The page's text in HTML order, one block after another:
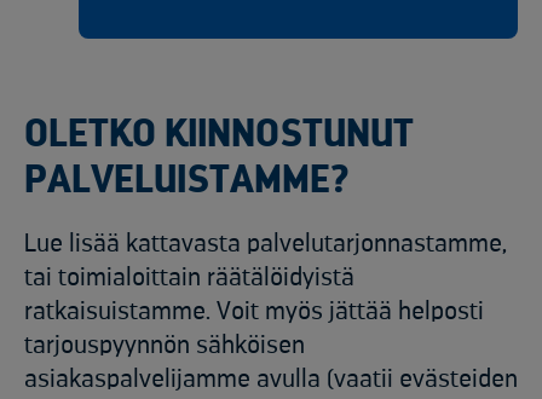
OLETKO KIINNOSTUNUT
PALVELUISTAMME?
Lue lisää kattavasta palvelutarjonnastamme,
tai toimialoittain räätälöidyistä
ratkaisuistamme. Voit myös jättää helposti
tarjouspyynnön sähköisen
asiakaspalvelijamme avulla (vaatii evästeiden